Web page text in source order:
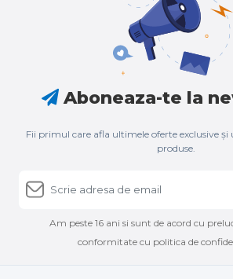
Aboneaza-te la
Fii primul care afla ultimele oferte exclusive
produse.
Am peste 16 ani si sunt de acord cu
conformitate cu politica de